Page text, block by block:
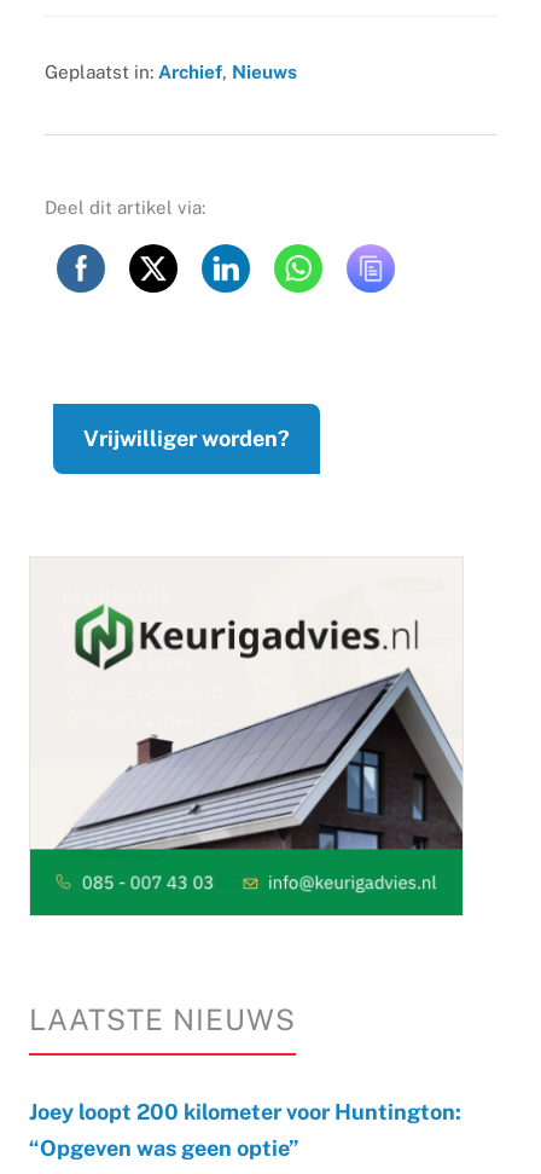
Geplaatst in: Archief, Nieuws
Deel dit artikel via:
Vrijwilliger worden?
LAATSTE NIEUWS
Joey loopt 200 kilometer voor Huntington:
“Opgeven was geen optie”